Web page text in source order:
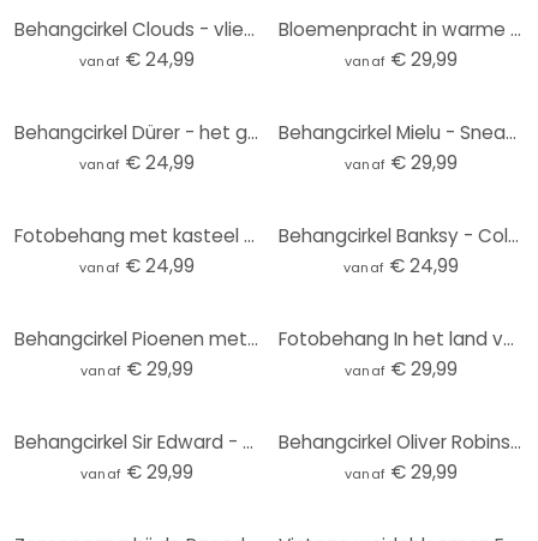
Behangcirkel Clouds - vliesbehang/zelfklevend vliesbehang
vanaf € 24,99
Bloemenpracht in warme pasteltinten | Bloemenbehang - Paksoylu - Rond - vliesbehang/zelfklevend vlie
vanaf € 29,99
Behangcirkel Dürer - het grote Gazon - vliesbehang/zelfklevend vliesbehang
vanaf € 24,99
Behangcirkel Mielu - Sneaker - vliesbehang/zelfklevend vliesbehang
vanaf € 29,99
Fotobehang met kasteel en eenhoorn - Ms Tiff - Rond - Zelfklevend/niet-geweven
vanaf € 24,99
Behangcirkel Banksy - Coloured Rain - vliesbehang/zelfklevend vliesbehang
vanaf € 24,99
Behangcirkel Pioenen met grote bloemen - SpaceFrog Designs - vliesbehang/zelfklevend vliesbehang
vanaf € 29,99
Fotobehang In het land van de dinosaurussen - Blauw - Kikki Belle - Rond - vliesbehang/zelfklevend v
vanaf € 29,99
Behangcirkel Sir Edward - Botanisch - vliesbehang/zelfklevend vliesbehang
vanaf € 29,99
Behangcirkel Oliver Robins - Schattige Bosdiertjes - vliesbehang/zelfklevend vliesbehang
vanaf € 29,99